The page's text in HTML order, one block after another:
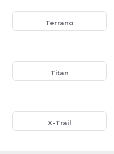
Terrano
Titan
X-Trail